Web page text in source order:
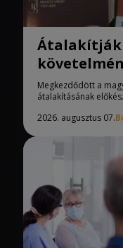
Átalakítják
Megkezdődött a
átalakításának
2026. augusztus 07.